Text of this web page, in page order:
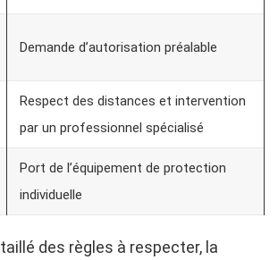
Demande d’autorisation préalable
Respect des distances et intervention
par un professionnel spécialisé
Port de l’équipement de protection
individuelle
des règles à respecter, la